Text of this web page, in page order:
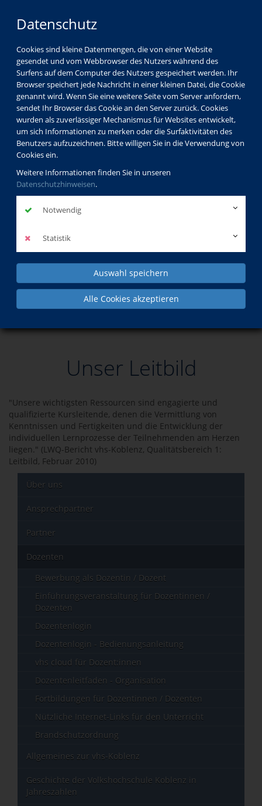
Datenschutz
Cookies sind kleine Datenmengen, die von einer Website
gesendet und vom Webbrowser des Nutzers während des
Surfens auf dem Computer des Nutzers gespeichert werden. Ihr
Browser speichert jede Nachricht in einer kleinen Datei, die Cookie
genannt wird. Wenn Sie eine weitere Seite vom Server anfordern,
sendet Ihr Browser das Cookie an den Server zurück. Cookies
wurden als zuverlässiger Mechanismus für Websites entwickelt,
um sich Informationen zu merken oder die Surfaktivitäten des
Benutzers aufzuzeichnen. Bitte willigen Sie in die Verwendung von
Cookies ein.
Weitere Informationen finden Sie in unseren
Datenschutzhinweisen.
Notwendig
Statistik
Auswahl speichern
Alle Cookies akzeptieren
Über uns Dozenten Carmen Kohlroß
Carmen Kohlroß
Dozentinnenprofil
Kurse der Dozentin
Spinnkurs am Spinnrad - Ein altes
Unser Leitbild
"Unsere wichtigsten Ressourcen sind engagierte und
qualifizierte Kursleitende, denen die Vermittlung von
Kenntnissen und Fertigkeiten und die Entwicklung der
individuellen Lernprozesse der Teilnehmenden am Herzen
liegen." (LWQ-Bericht vhs-Koblenz, Qualitätsbereich 1:
Leitbild, Februar 2010)
Über uns
Ansprechpartner
Partner
Dozenten
Bewerbung als Dozentin / Dozent
Einführungsveranstaltung für Dozentinnen /
Dozenten
Dozentenlogin
Dozentenlogin - Bedienungsanleitung
vhs cloud für Dozent:innen
Dozentenleitfaden - Organisation
Fortbildungen für Dozentinnen / Dozenten
Nützliche Internet-Links für den Unterricht
Brandschutzordnung
Allgemeines zur vhs-Koblenz
Geschichte der Volkshochschule Koblenz in
Jahreszahlen